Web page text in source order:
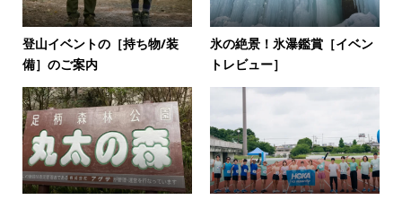
登山イベントの［持ち物/装
備］のご案内
氷の絶景！氷瀑鑑賞［イベン
トレビュー］